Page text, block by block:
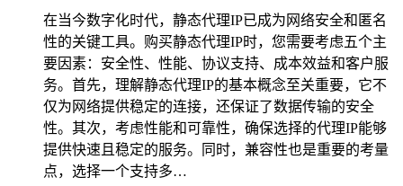
在当今数字化时代，静态代理IP已成为网络安全和匿名
性的关键工具。购买静态代理IP时，您需要考虑五个主
要因素：安全性、性能、协议支持、成本效益和客户服
务。首先，理解静态代理IP的基本概念至关重要，它不
仅为网络提供稳定的连接，还保证了数据传输的安全
性。其次，考虑性能和可靠性，确保选择的代理IP能够
提供快速且稳定的服务。同时，兼容性也是重要的考量
点，选择一个支持多…